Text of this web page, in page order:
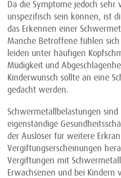
Da die Symptome jedoch sehr
unspezifisch sein können, ist
das Erkennen einer
Manche Betroffene fühlen
leiden unter häufigen
Müdigkeit und
Kinderwunsch sollte an eine
gedacht werden.
Schwermetallbelastungen
eigenständige
der Auslöser für weitere
Vergiftungserscheinungen
Vergiftungen mit
Erwachsenen und bei Kindern